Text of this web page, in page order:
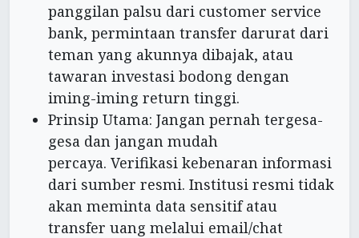
panggilan palsu dari customer service
bank, permintaan transfer darurat dari
teman yang akunnya dibajak, atau
tawaran investasi bodong dengan
iming-iming return tinggi.
Prinsip Utama: Jangan pernah tergesa-
gesa dan jangan mudah
percaya. Verifikasi kebenaran informasi
dari sumber resmi. Institusi resmi tidak
akan meminta data sensitif atau
transfer uang melalui email/chat